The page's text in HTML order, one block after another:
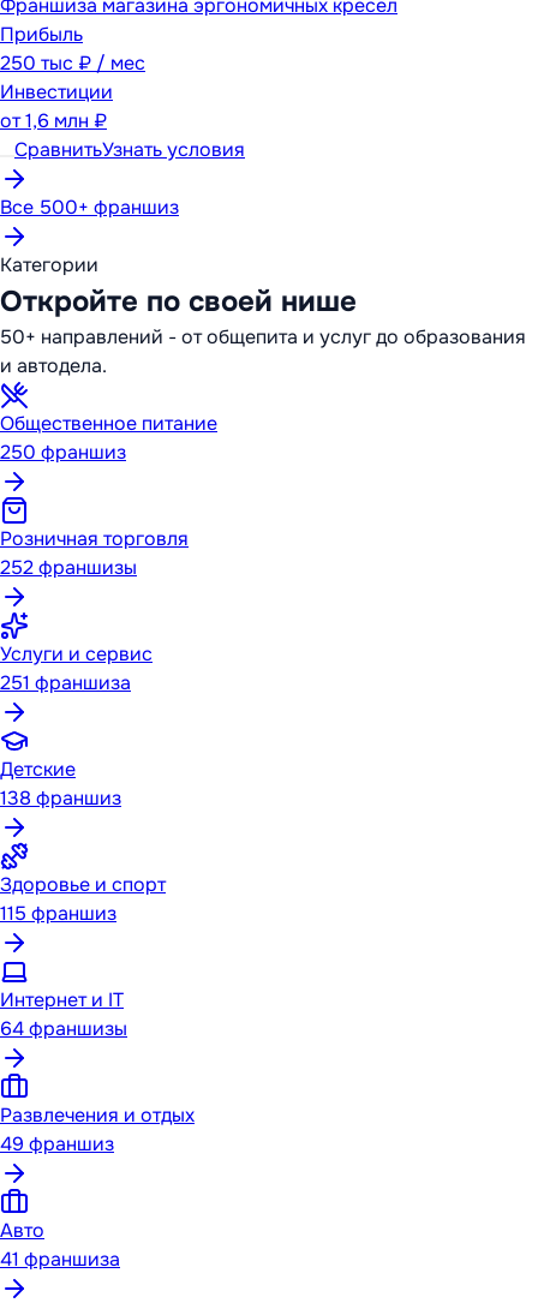
Франшиза магазина эргономичных кресел
Прибыль
250 тыс ₽ / мес
Инвестиции
от1,6 млн ₽
СравнитьУзнать условия
Все 500+ франшиз
Категории
Откройте по своей нише
50+ направлений - от общепита и услуг до образования
и автодела.
Общественное питание
250 франшиз
Розничная торговля
252франшизы
Услуги и сервис
251 франшиза
Детские
138 франшиз
Здоровье и спорт
115 франшиз
Интернет и IT
64франшизы
Развлечения и отдых
49 франшиз
Авто
41 франшиза